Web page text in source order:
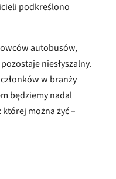
podkreślono
autobusów,
niesłyszalny.
w branży
będziemy nadal
której można żyć –